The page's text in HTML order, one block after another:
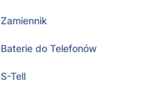
Zamiennik
Baterie do Telefonów
S-Tell